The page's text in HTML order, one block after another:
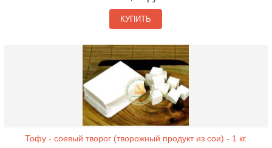
КУПИТЬ
Тофу - соевый творог (творожный продукт из сои) - 1 кг.